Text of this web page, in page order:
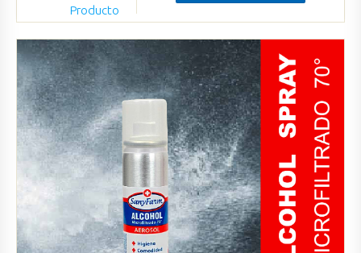
Producto
Ver productos